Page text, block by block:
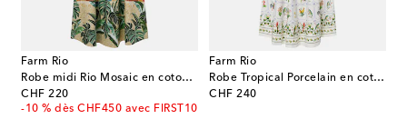
Farm Rio
Robe midi Rio Mosaic en coton à imprimé
CHF 220
original price
-10 % dès CHF450 avec FIRST10
Farm Rio
Robe Tropical Porcelain en coton
CHF 240
original price